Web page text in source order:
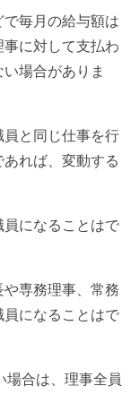
毎月の給与額は
に対して支払わ
場合がありま
と同じ仕事を行
れば、変動する
になることはで
専務理事、常務
になることはで
場合は、理事全員